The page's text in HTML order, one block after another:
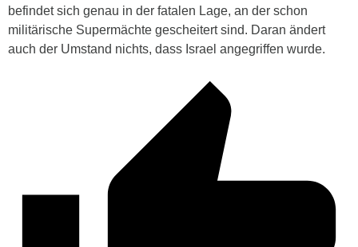
befindet sich genau in der fatalen Lage, an der schon
militärische Supermächte gescheitert sind. Daran ändert
auch der Umstand nichts, dass Israel angegriffen wurde.